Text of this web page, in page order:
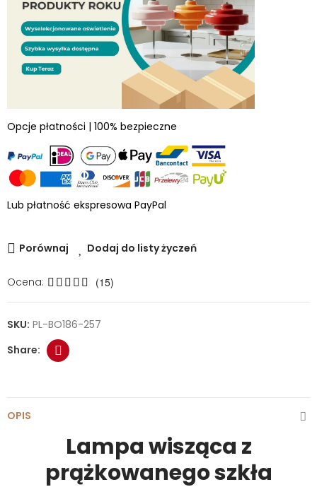
Opcje płatności | 100% bezpieczne
Lub płatność ekspresowa PayPal
Porównaj Dodaj do listy życzeń
Ocena: (15)
SKU: PL-BO186-257
OPIS
Lampa wisząca z
prążkowanego szkła